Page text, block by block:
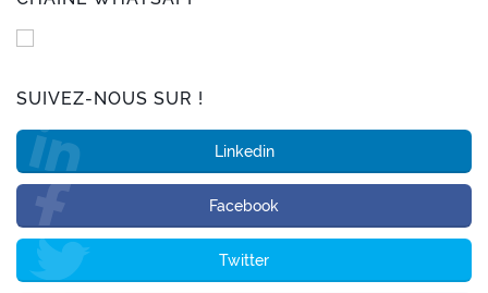
SUIVEZ-NOUS SUR !
Linkedin
Facebook
Twitter